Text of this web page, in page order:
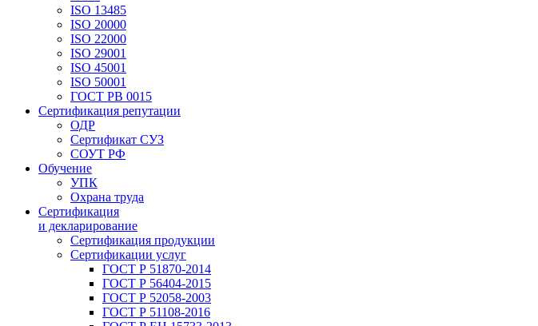
ISO 13485
ISO 20000
ISO 22000
ISO 29001
ISO 45001
ISO 50001
ГОСТ РВ 0015
Сертификация репутации
ОДР
Сертификат СУЗ
СОУТ РФ
Обучение
УПК
Охрана труда
Сертификация
и декларирование
Сертификация продукции
Сертификации услуг
ГОСТ Р 51870-2014
ГОСТ Р 56404-2015
ГОСТ Р 52058-2003
ГОСТ Р 51108-2016